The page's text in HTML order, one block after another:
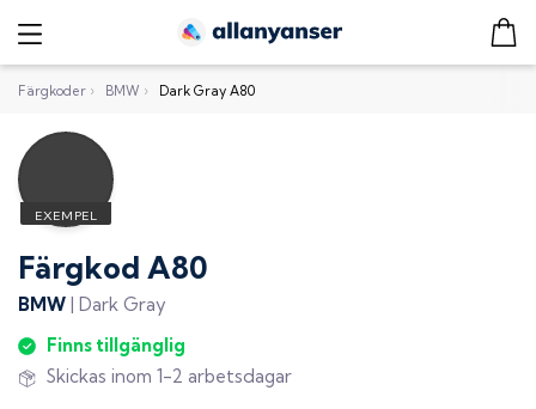
Färgkoder › BMW › Dark Gray A80
Färgkod A80
BMW | Dark Gray
Finns tillgänglig
Skickas inom 1-2 arbetsdagar